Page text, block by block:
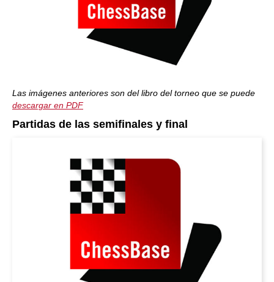
Las imágenes anteriores son del libro del torneo que se puede
descargar en PDF
Partidas de las semifinales y final